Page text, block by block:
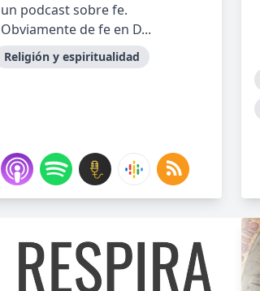
un podcast sobre fe.
Obviamente de fe en D...
Religión y espiritualidad